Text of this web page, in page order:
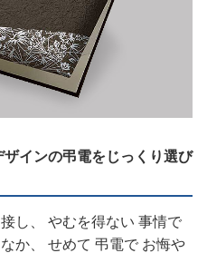
インの弔電をじっくり選び
し、 やむを得ない 事情で
か、 せめて 弔電で お悔や